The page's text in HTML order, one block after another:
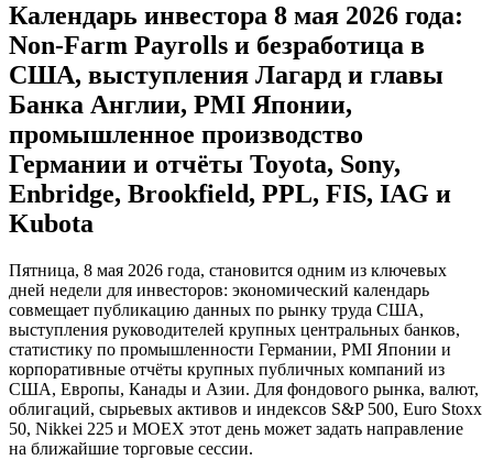
Календарь инвестора 8 мая 2026 года:
Non-Farm Payrolls и безработица в
США, выступления Лагард и главы
Банка Англии, PMI Японии,
промышленное производство
Германии и отчёты Toyota, Sony,
Enbridge, Brookfield, PPL, FIS, IAG и
Kubota
Пятница, 8 мая 2026 года, становится одним из ключевых
дней недели для инвесторов: экономический календарь
совмещает публикацию данных по рынку труда США,
выступления руководителей крупных центральных банков,
статистику по промышленности Германии, PMI Японии и
корпоративные отчёты крупных публичных компаний из
США, Европы, Канады и Азии. Для фондового рынка, валют,
облигаций, сырьевых активов и индексов S&P 500, Euro Stoxx
50, Nikkei 225 и MOEX этот день может задать направление
на ближайшие торговые сессии.